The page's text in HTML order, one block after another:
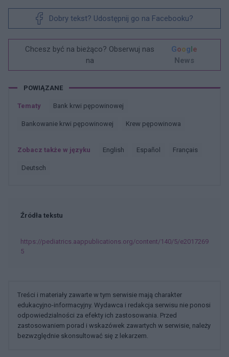
Dobry tekst? Udostępnij go na Facebooku?
Chcesz być na bieżąco? Obserwuj nas
na
Google
News
POWIĄZANE
Tematy Bank krwi pępowinowej
Bankowanie krwi pępowinowej Krew pępowinowa
Zobacz także w języku english español français
deutsch
Źródła tekstu
https://pediatrics.aappublications.org/content/140/5/e2017269
5
Treści i materiały zawarte w tym serwisie mają charakter
edukacyjno-informacyjny. Wydawca i redakcja serwisu nie ponosi
odpowiedzialności za efekty ich zastosowania. Przed
zastosowaniem porad i wskazówek zawartych w serwisie, należy
bezwzględnie skonsultować się z lekarzem.